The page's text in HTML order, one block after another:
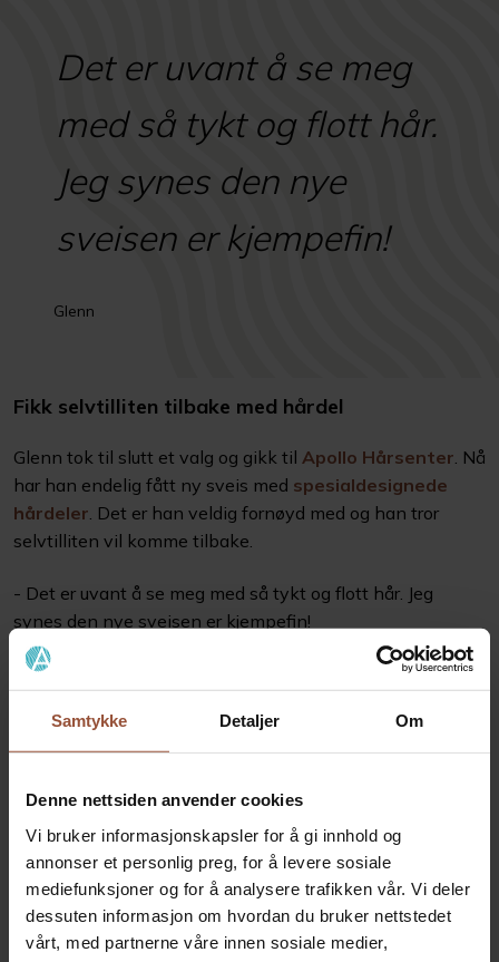
Samtykke Detaljer Om
Denne nettsiden anvender cookies
Vi bruker informasjonskapsler for å gi innhold og
annonser et personlig preg, for å levere sosiale
mediefunksjoner og for å analysere trafikken vår. Vi deler
dessuten informasjon om hvordan du bruker nettstedet
vårt, med partnerne våre innen sosiale medier,
Glenn
Det er uvant å se meg
med så tykt og flott hår.
Jeg synes den nye
sveisen er kjempefin!
Fikk selvtilliten tilbake med hårdel
Glenn tok til slutt et valg og gikk til Apollo Hårsenter . Nå
har han endelig fått ny sveis med spesialdesignede
hårdeler . Det er han veldig fornøyd med og han tror
selvtilliten vil komme tilbake.
- Det er uvant å se meg med så tykt og flott hår. Jeg
synes den nye sveisen er kjempefin!